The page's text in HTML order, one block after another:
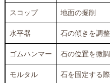
スコップ 地面の掘削
水平器 石の傾きを調整
ゴムハンマー 石の位置を微
モルタル 石を固定する